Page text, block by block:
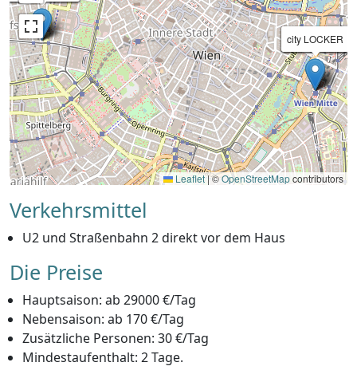
city LOCKER
city LOCKER
city LOCKER
city LOCKER
Leaflet|©OpenStreetMapcontributors
Verkehrsmittel
U2 und Straßenbahn 2 direkt vor dem Haus
Die Preise
Hauptsaison: ab 29000 €/Tag
Nebensaison: ab 170 €/Tag
Zusätzliche Personen: 30 €/Tag
Mindestaufenthalt: 2 Tage.